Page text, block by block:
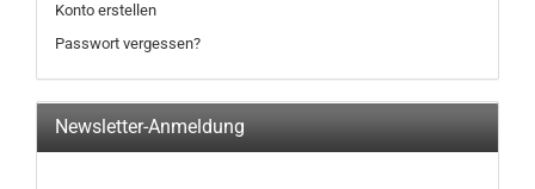
Konto erstellen
Passwort vergessen?
Newsletter-Anmeldung